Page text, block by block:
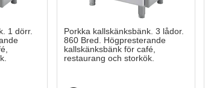
1 dörr.
Porkka kallskänksbänk. 3 lådor.
860 Bred. Högpresterande
kallskänksbänk för café,
restaurang och storkök.